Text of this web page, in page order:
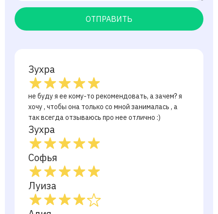
ОТПРАВИТЬ
Зухра
не буду я ее кому-то рекомендовать, а зачем? я
хочу , чтобы она только со мной занималась , а
так всегда отзываюсь про нее отлично :)
Зухра
Софья
Луиза